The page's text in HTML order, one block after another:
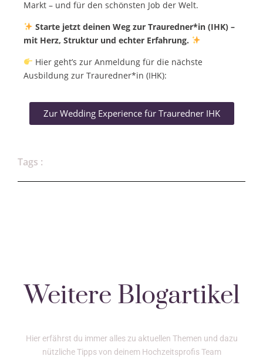
Markt – und für den schönsten Job der Welt.
Starte jetzt deinen Weg zur Trauredner*in (IHK) –
mit Herz, Struktur und echter Erfahrung.
Hier geht’s zur Anmeldung für die nächste
Ausbildung zur Trauredner*in (IHK):
Zur Wedding Experience für Trauredner IHK
Tags :
Weitere Blogartikel
Hier erfährst du immer alles zu aktuellen Themen und dazu
nützliche Tipps von deinem Hochzeitsprofis Team